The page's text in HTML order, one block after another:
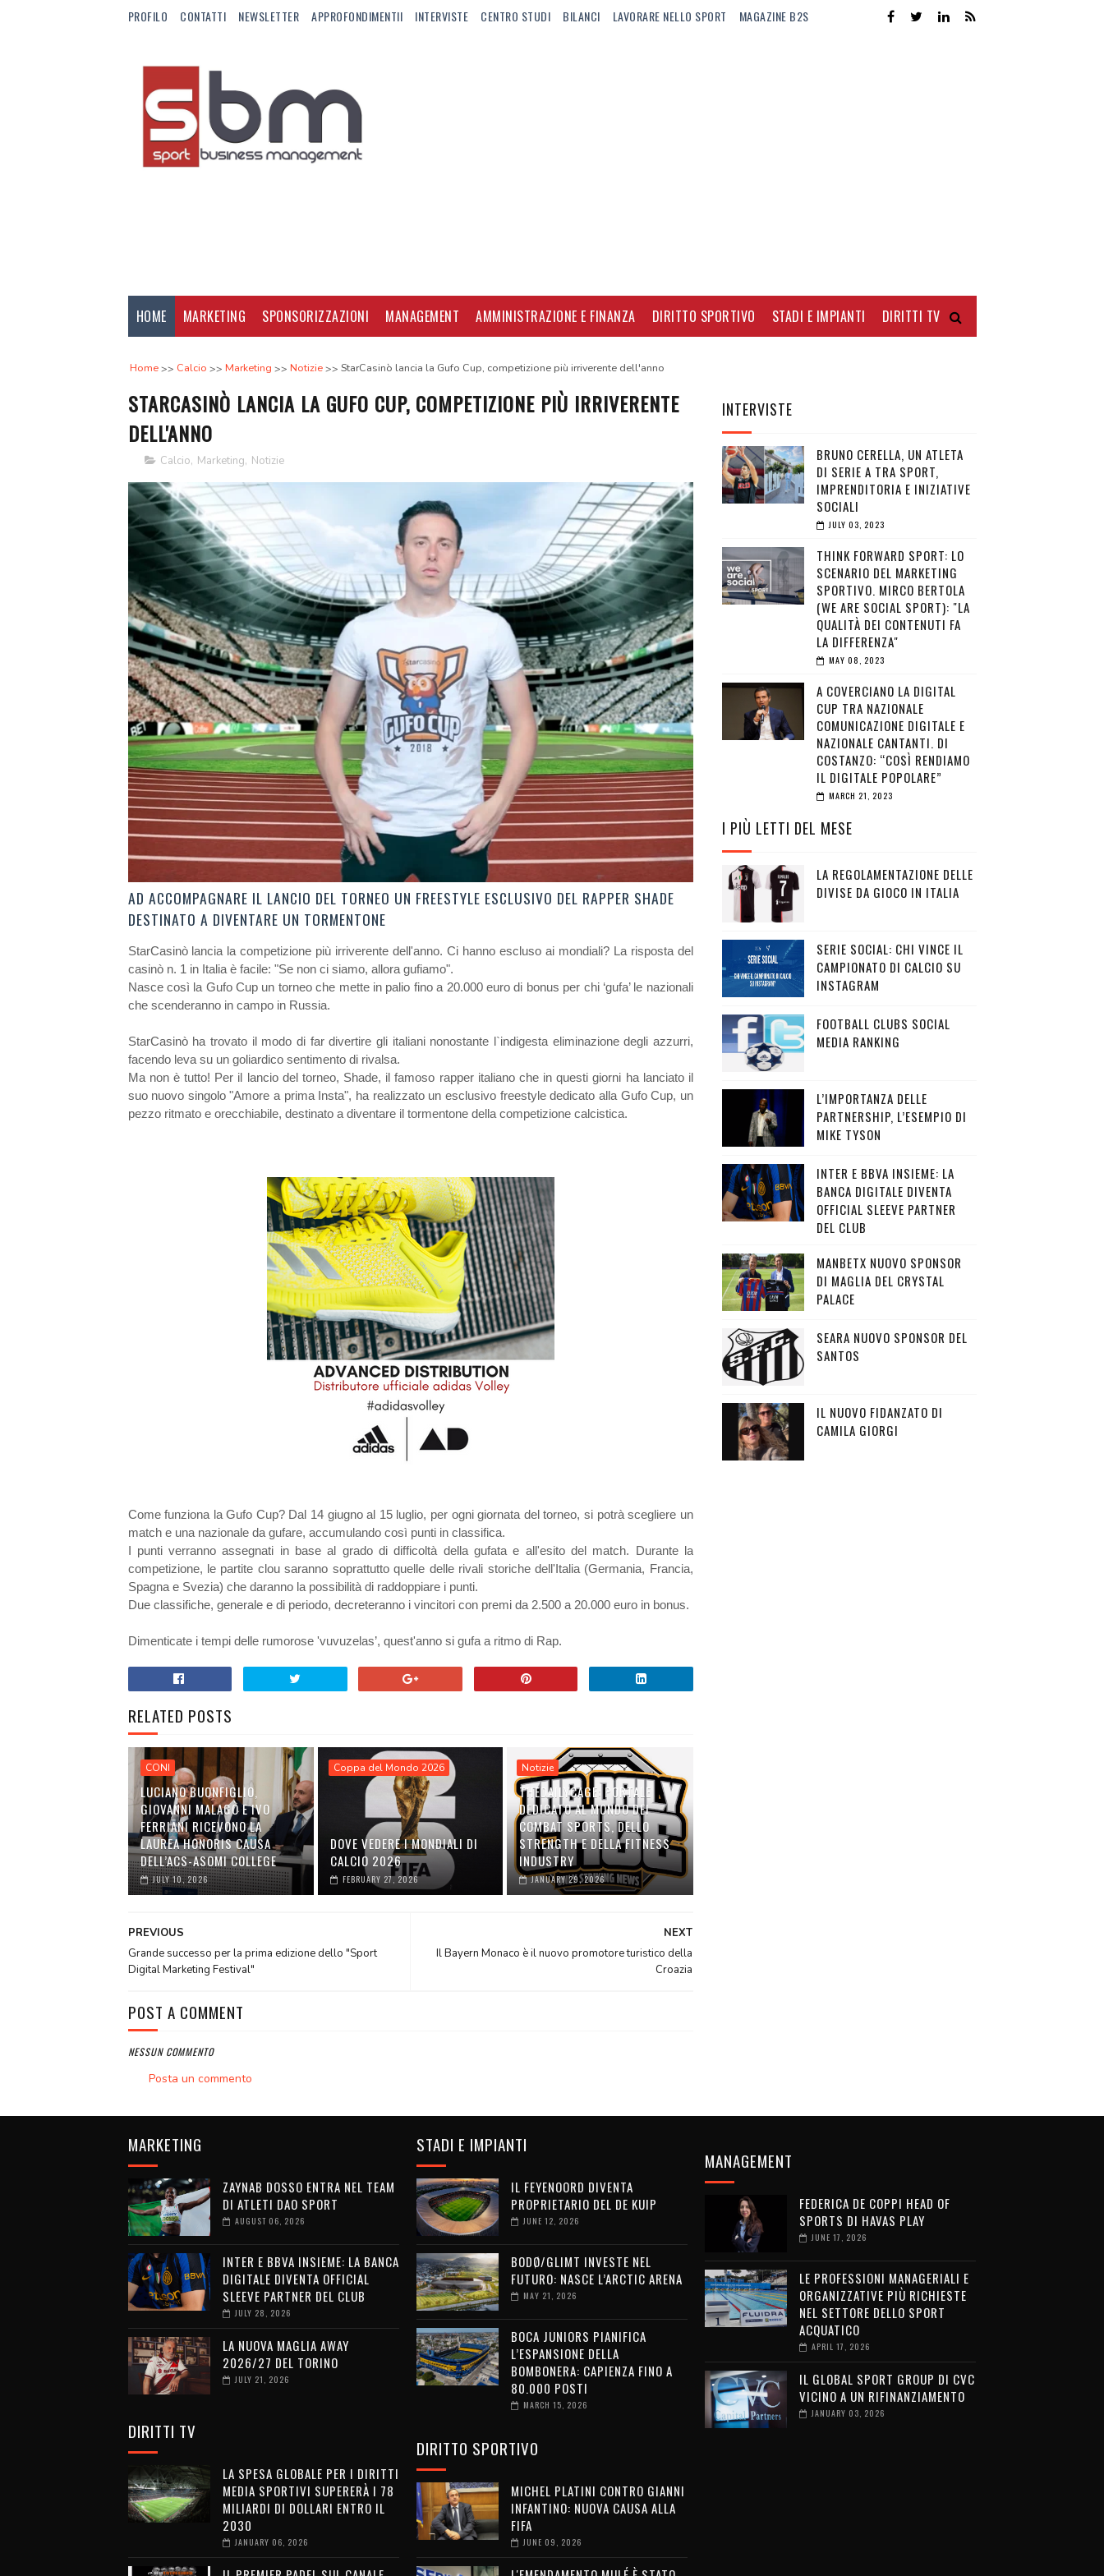
PROFILO CONTATTI NEWSLETTER APPROFONDIMENTII INTERVISTE CENTRO STUDI BILANCI LAVORARE NELLO SPORT MAGAZINE B2S
HOME MARKETING SPONSORIZZAZIONI MANAGEMENT AMMINISTRAZIONE E FINANZA DIRITTO SPORTIVO STADI E IMPIANTI DIRITTI TV
Home Calcio Marketing Notizie StarCasinò lancia la Gufo Cup, competizione più irriverente dell'anno
STARCASINÒ LANCIA LA GUFO CUP, COMPETIZIONE PIÙ IRRIVERENTE
DELL'ANNO
Calcio, Marketing, Notizie
AD ACCOMPAGNARE IL LANCIO DEL TORNEO UN FREESTYLE ESCLUSIVO DEL RAPPER SHADE
DESTINATO A DIVENTARE UN TORMENTONE
StarCasinò lancia la competizione più irriverente dell'anno. Ci hanno escluso ai mondiali? La risposta del
casinò n. 1 in Italia è facile: "Se non ci siamo, allora gufiamo".
Nasce così la Gufo Cup un torneo che mette in palio fino a 20.000 euro di bonus per chi ‘gufa’ le nazionali
che scenderanno in campo in Russia.
StarCasinò ha trovato il modo di far divertire gli italiani nonostante l`indigesta eliminazione degli azzurri,
facendo leva su un goliardico sentimento di rivalsa.
Ma non è tutto! Per il lancio del torneo, Shade, il famoso rapper italiano che in questi giorni ha lanciato il
suo nuovo singolo "Amore a prima Insta", ha realizzato un esclusivo freestyle dedicato alla Gufo Cup, un
pezzo ritmato e orecchiabile, destinato a diventare il tormentone della competizione calcistica.
Come funziona la Gufo Cup? Dal 14 giugno al 15 luglio, per ogni giornata del torneo, si potrà scegliere un
match e una nazionale da gufare, accumulando così punti in classifica.
I punti verranno assegnati in base al grado di difficoltà della gufata e all'esito del match. Durante la
competizione, le partite clou saranno soprattutto quelle delle rivali storiche dell'Italia (Germania, Francia,
Spagna e Svezia) che daranno la possibilità di raddoppiare i punti.
Due classifiche, generale e di periodo, decreteranno i vincitori con premi da 2.500 a 20.000 euro in bonus.
Dimenticate i tempi delle rumorose 'vuvuzelas’, quest'anno si gufa a ritmo di Rap.
RELATED POSTS
CONI
LUCIANO BUONFIGLIO,
GIOVANNI MALAGÒ E IVO
FERRIANI RICEVONO LA
LAUREA HONORIS CAUSA
DELL’ACS-ASOMI COLLEGE
JULY 10, 2026
Coppa del Mondo 2026
DOVE VEDERE I MONDIALI DI
CALCIO 2026
FEBRUARY 27, 2026
Notizie
THEDAILYCAGE: PORTALE
DEDICATO AL MONDO DEI
COMBAT SPORTS, DELLO
STRENGTH E DELLA FITNESS
INDUSTRY
JANUARY 29, 2026
NEXT
Il Bayern Monaco è il nuovo promotore turistico della
Croazia
PREVIOUS
Grande successo per la prima edizione dello "Sport
Digital Marketing Festival"
POST A COMMENT
NESSUN COMMENTO
Posta un commento
INTERVISTE
BRUNO CERELLA, UN ATLETA
DI SERIE A TRA SPORT,
IMPRENDITORIA E INIZIATIVE
SOCIALI
JULY 03, 2023
THINK FORWARD SPORT: LO
SCENARIO DEL MARKETING
SPORTIVO. MIRCO BERTOLA
(WE ARE SOCIAL SPORT): "LA
QUALITÀ DEI CONTENUTI FA
LA DIFFERENZA"
MAY 08, 2023
A COVERCIANO LA DIGITAL
CUP TRA NAZIONALE
COMUNICAZIONE DIGITALE E
NAZIONALE CANTANTI. DI
COSTANZO: “COSÌ RENDIAMO
IL DIGITALE POPOLARE”
MARCH 21, 2023
I PIÙ LETTI DEL MESE
LA REGOLAMENTAZIONE DELLE
DIVISE DA GIOCO IN ITALIA
SERIE SOCIAL: CHI VINCE IL
CAMPIONATO DI CALCIO SU
INSTAGRAM
FOOTBALL CLUBS SOCIAL
MEDIA RANKING
L’IMPORTANZA DELLE
PARTNERSHIP, L’ESEMPIO DI
MIKE TYSON
INTER E BBVA INSIEME: LA
BANCA DIGITALE DIVENTA
OFFICIAL SLEEVE PARTNER
DEL CLUB
MANBETX NUOVO SPONSOR
DI MAGLIA DEL CRYSTAL
PALACE
SEARA NUOVO SPONSOR DEL
SANTOS
IL NUOVO FIDANZATO DI
CAMILA GIORGI
MARKETING
ZAYNAB DOSSO ENTRA NEL TEAM
DI ATLETI DAO SPORT
AUGUST 06, 2026
INTER E BBVA INSIEME: LA BANCA
DIGITALE DIVENTA OFFICIAL
SLEEVE PARTNER DEL CLUB
JULY 28, 2026
LA NUOVA MAGLIA AWAY
2026/27 DEL TORINO
JULY 21, 2026
DIRITTI TV
LA SPESA GLOBALE PER I DIRITTI
MEDIA SPORTIVI SUPERERÀ I 78
MILIARDI DI DOLLARI ENTRO IL
2030
JANUARY 06, 2026
STADI E IMPIANTI
IL FEYENOORD DIVENTA
PROPRIETARIO DEL DE KUIP
JUNE 12, 2026
BODØ/GLIMT INVESTE NEL
FUTURO: NASCE L’ARCTIC ARENA
MAY 21, 2026
BOCA JUNIORS PIANIFICA
L’ESPANSIONE DELLA
BOMBONERA: CAPIENZA FINO A
80.000 POSTI
MARCH 15, 2026
DIRITTO SPORTIVO
MICHEL PLATINI CONTRO GIANNI
INFANTINO: NUOVA CAUSA ALLA
FIFA
JUNE 09, 2026
MANAGEMENT
FEDERICA DE COPPI HEAD OF
SPORTS DI HAVAS PLAY
JUNE 17, 2026
LE PROFESSIONI MANAGERIALI E
ORGANIZZATIVE PIÙ RICHIESTE
NEL SETTORE DELLO SPORT
ACQUATICO
APRIL 17, 2026
IL GLOBAL SPORT GROUP DI CVC
VICINO A UN RIFINANZIAMENTO
JANUARY 03, 2026